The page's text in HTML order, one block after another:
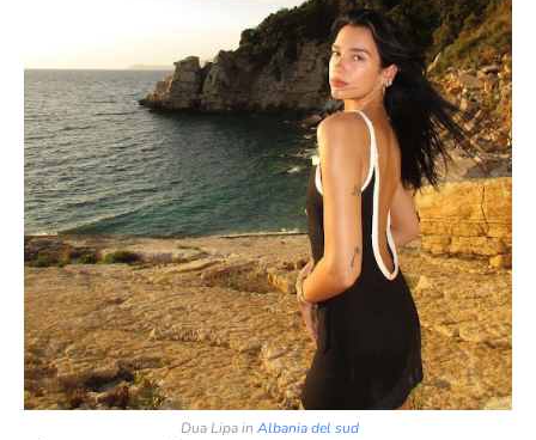
Dua Lipa in Albania del sud